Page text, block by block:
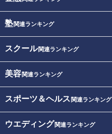
塾関連ランキング
スクール関連ランキング
美容関連ランキング
スポーツ＆ヘルス 関連ランキング
ウエディング関連ランキング